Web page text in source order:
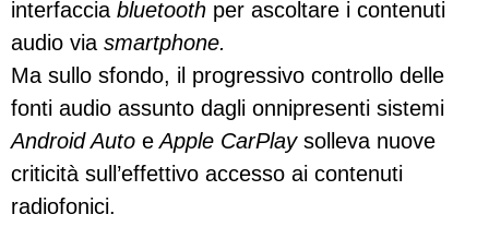
interfaccia bluetooth per ascoltare i contenuti
audio via smartphone.
Ma sullo sfondo, il progressivo controllo delle
fonti audio assunto dagli onnipresenti sistemi
Android Auto eApple CarPlaysolleva nuove
criticità sull’effettivo accesso ai contenuti
radiofonici.